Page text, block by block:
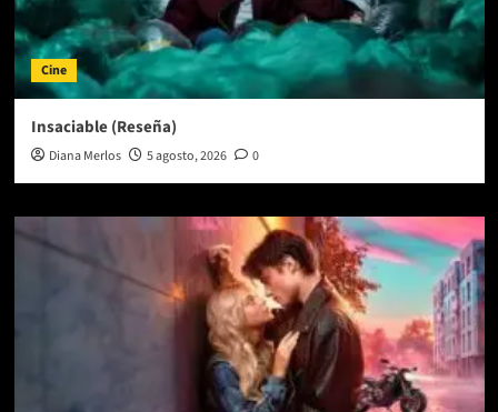
Cine
Insaciable (Reseña)
Diana Merlos 5 agosto, 2026 0